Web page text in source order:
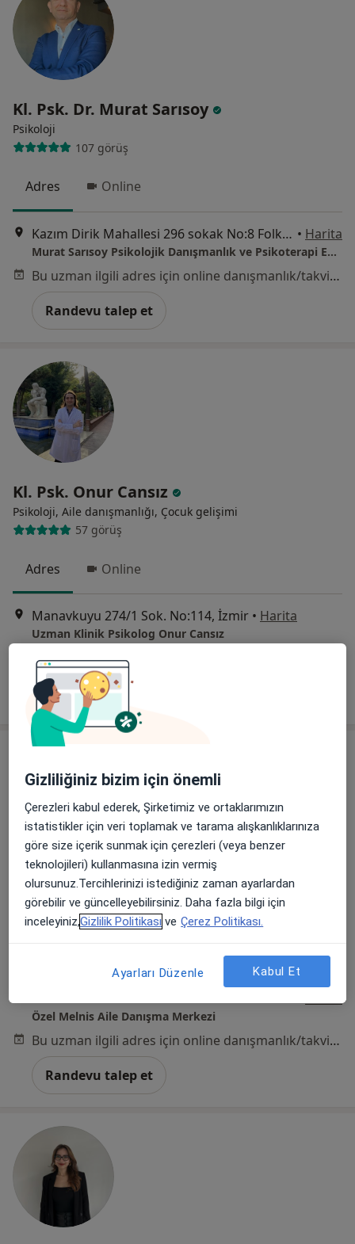
Kl. Psk. Dr. Murat Sarısoy
Psikoloji
107 görüş
Adres Online
Kazım Dirik Mahallesi 296 sokak No:8 Folkart Time Ofis 1. Blok Kat:2 No:215 Bornova, İzmir • Harita
Murat Sarısoy Psikolojik Danışmanlık ve Psikoterapi Enstitüsü
Bu uzman ilgili adres için online danışmanlık/takvim sunmuyor.
Randevu talep et
Kl. Psk. Onur Cansız
Psikoloji, Aile danışmanlığı, Çocuk gelişimi
57 görüş
Adres Online
Manavkuyu 274/1 Sok. No:114, İzmir • Harita
Uzman Klinik Psikolog Onur Cansız
Randevu talep et
Kl. Psk. İlayda Atıcı
Psikoloji, Aile danışmanlığı, Psikolojik danışma ve rehberlik
131 görüş
Özel Melnis Aile Danışma Merkezi
Bu uzman ilgili adres için online danışmanlık/takvim sunmuyor.
Randevu talep et
Gizliliğiniz bizim için önemli
Çerezleri kabul ederek, Şirketimiz ve ortaklarımızın
istatistikler için veri toplamak ve tarama alışkanlıklarınıza
göre size içerik sunmak için çerezleri (veya benzer
teknolojileri) kullanmasına izin vermiş
olursunuz.Tercihlerinizi istediğiniz zaman ayarlardan
görebilir ve güncelleyebilirsiniz. Daha fazla bilgi için
inceleyiniz,Gizlilik Politikası ve Çerez Politikası.
Ayarları Düzenle Kabul Et